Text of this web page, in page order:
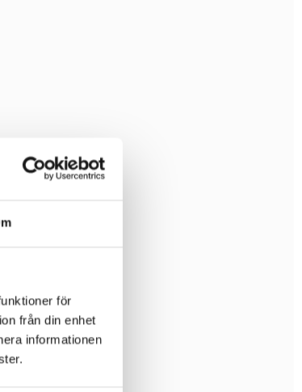
för
från din enhet
informationen